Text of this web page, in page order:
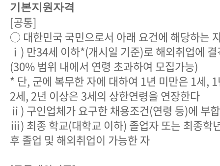
기본지원자격
[공통]
○ 대한민국 국민으로서 아래 요건에 해당하는
ⅰ) 만34세 이하*(개시일 기준)로 해외취업에
(30% 범위 내에서 연령 초과하여 모집가능)
* 단, 군에 복무한 자에 대하여 1년 미만은 1세,
2세, 2년 이상은 3세의 상한연령을 연장한다
ⅱ) 구인업체가 요구한 채용조건(연령 등)에 부
ⅲ) 최종 학교(대학교 이하) 졸업자 또는 최종학
후 졸업 및 해외취업이 가능한 자